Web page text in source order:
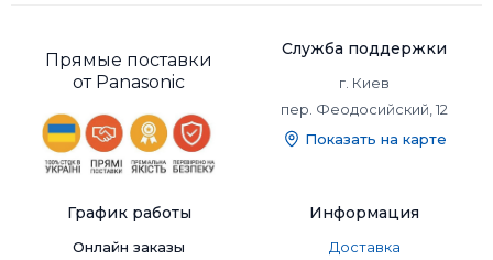
кондиционеров
Panasonic. Функционал
и стиль для любого
помещения
✅ Экологичный фреон R32
Большинство моделей работают на фреоне R32,
Прямые поставки
от Panasonic
Служба поддержки
г. Киев
пер. Феодосийский, 12
Показать на карте
График работы
Онлайн заказы
Информация
Доставка